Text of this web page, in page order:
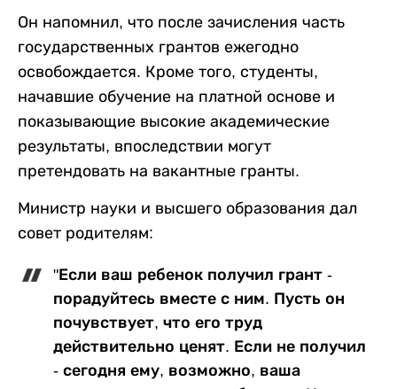
Он напомнил, что после зачисления часть
государственных грантов ежегодно
освобождается. Кроме того, студенты,
начавшие обучение на платной основе и
показывающие высокие академические
результаты, впоследствии могут
претендовать на вакантные гранты.
Министр науки и высшего образования дал
совет родителям:
"Если ваш ребенок получил грант -
порадуйтесь вместе с ним. Пусть он
почувствует, что его труд
действительно ценят. Если не получил
- сегодня ему, возможно, ваша